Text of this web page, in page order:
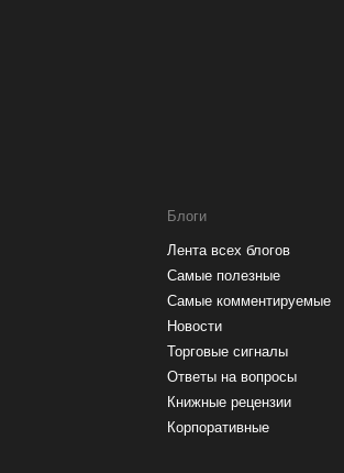
Блоги
Лента всех блогов
Самые полезные
Самые комментируемые
Новости
Торговые сигналы
Ответы на вопросы
Книжные рецензии
Корпоративные